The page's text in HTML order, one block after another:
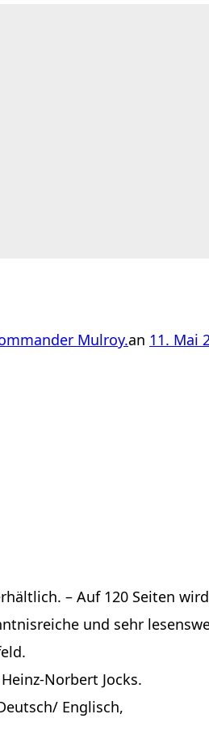
Mulroy.an 11. Mai
– Auf 120 Seiten
und sehr
Norbert Jocks.
Englisch,